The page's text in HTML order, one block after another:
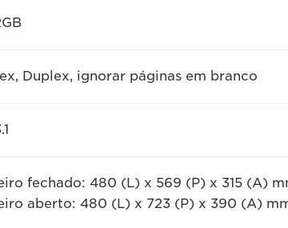
Duplex, ignorar páginas em branco
fechado: 480 (L) x 569 (P) x 315 (A)
aberto: 480 (L) x 723 (P) x 390 (A)